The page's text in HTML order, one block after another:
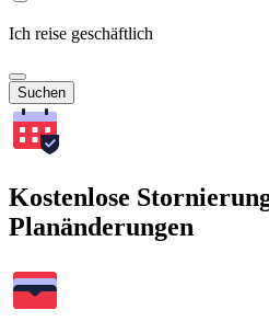
Ich reise geschäftlich
Suchen
Kostenlose
Planänderungen